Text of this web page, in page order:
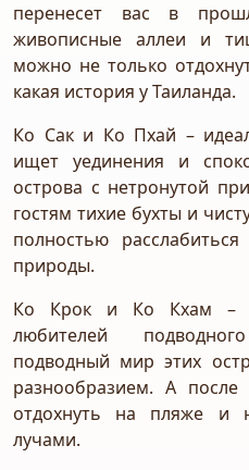
перенесет вас в
живописные аллеи и
можно не только
какая история у Таиланда.
Ко Сак и Ко Пхай –
ищет уединения и
острова с нетронутой
гостям тихие бухты и
полностью
природы.
Ко Крок и Ко Кхам –
любителей
подводный мир этих
разнообразием. А
отдохнуть на пляже и
лучами.